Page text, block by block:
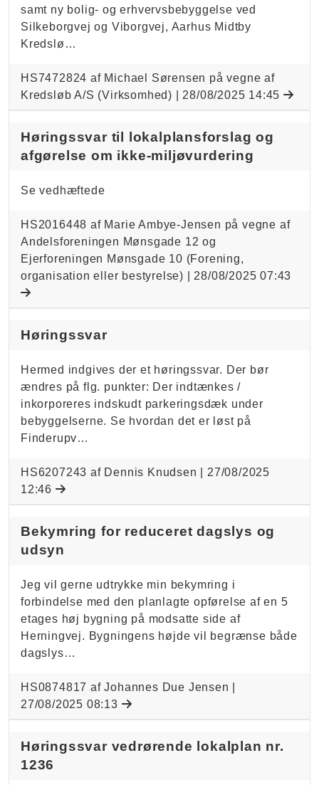
samt ny bolig- og erhvervsbebyggelse ved
Silkeborgvej og Viborgvej, Aarhus Midtby
Kredslø…
HS7472824 af Michael Sørensen på vegne af
Kredsløb A/S (Virksomhed) | 28/08/2025 14:45
Høringssvar til lokalplansforslag og
afgørelse om ikke-miljøvurdering
Se vedhæftede
HS2016448 af Marie Ambye-Jensen på vegne af
Andelsforeningen Mønsgade 12 og
Ejerforeningen Mønsgade 10 (Forening,
organisation eller bestyrelse) | 28/08/2025 07:43
Høringssvar
Hermed indgives der et høringssvar. Der bør
ændres på flg. punkter: Der indtænkes /
inkorporeres indskudt parkeringsdæk under
bebyggelserne. Se hvordan det er løst på
Finderupv…
HS6207243 af Dennis Knudsen | 27/08/2025
12:46
Bekymring for reduceret dagslys og
udsyn
Jeg vil gerne udtrykke min bekymring i
forbindelse med den planlagte opførelse af en 5
etages høj bygning på modsatte side af
Herningvej. Bygningens højde vil begrænse både
dagslys…
HS0874817 af Johannes Due Jensen |
27/08/2025 08:13
Høringssvar vedrørende lokalplan nr.
1236